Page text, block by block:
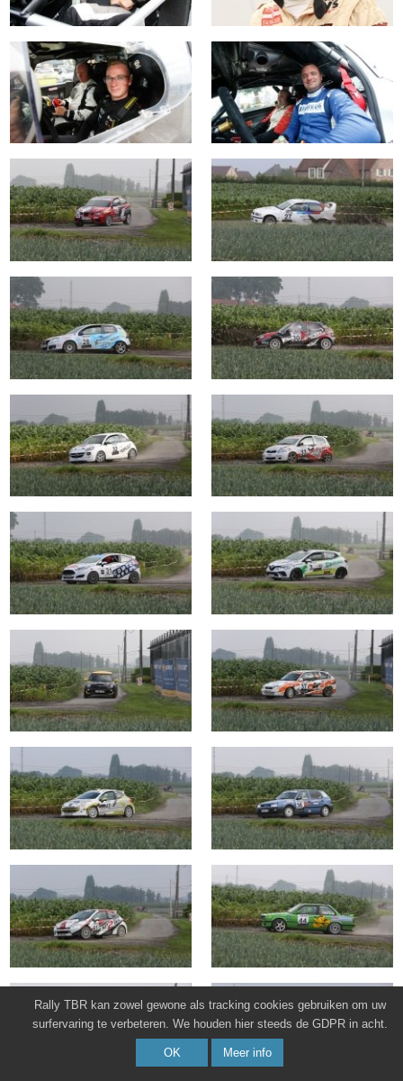
Rally TBR kan zowel gewone als tracking cookies gebruiken om uw
surfervaring te verbeteren. We houden hier steeds de GDPR in acht.
OK Meer info